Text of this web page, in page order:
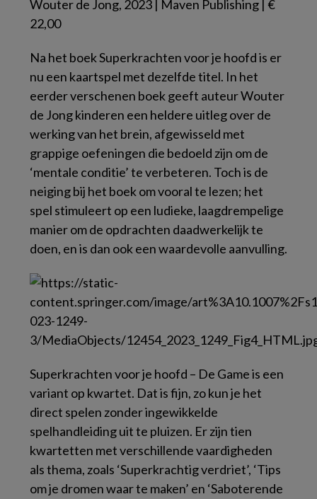
Wouter de Jong, 2023 | Maven Publishing | €
22,00
Na het boekSuperkrachten voor je hoofdis er
nu een kaartspel met dezelfde titel. In het
eerder verschenen boek geeft auteur Wouter
de Jong kinderen een heldere uitleg over de
werking van het brein, afgewisseld met
grappige oefeningen die bedoeld zijn om de
‘mentale conditie’ te verbeteren. Toch is de
neiging bij het boek om vooral te lezen; het
spel stimuleert op een ludieke, laagdrempelige
manier om de opdrachten daadwerkelijk te
doen, en is dan ook een waardevolle aanvulling.
Superkrachten voor je hoofd – De Gameis een
variant op kwartet. Dat is fijn, zo kun je het
direct spelen zonder ingewikkelde
spelhandleiding uit te pluizen. Er zijn tien
kwartetten met verschillende vaardigheden
als thema, zoals ‘Superkrachtig verdriet’, ‘Tips
om je dromen waar te maken’ en ‘Saboterende